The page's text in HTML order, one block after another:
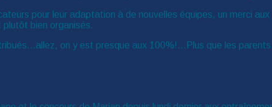
pour leur adaptation à de nouvelles équipes, un merci
bien organisés.
on y est presque aux 100%!…Plus que les parents